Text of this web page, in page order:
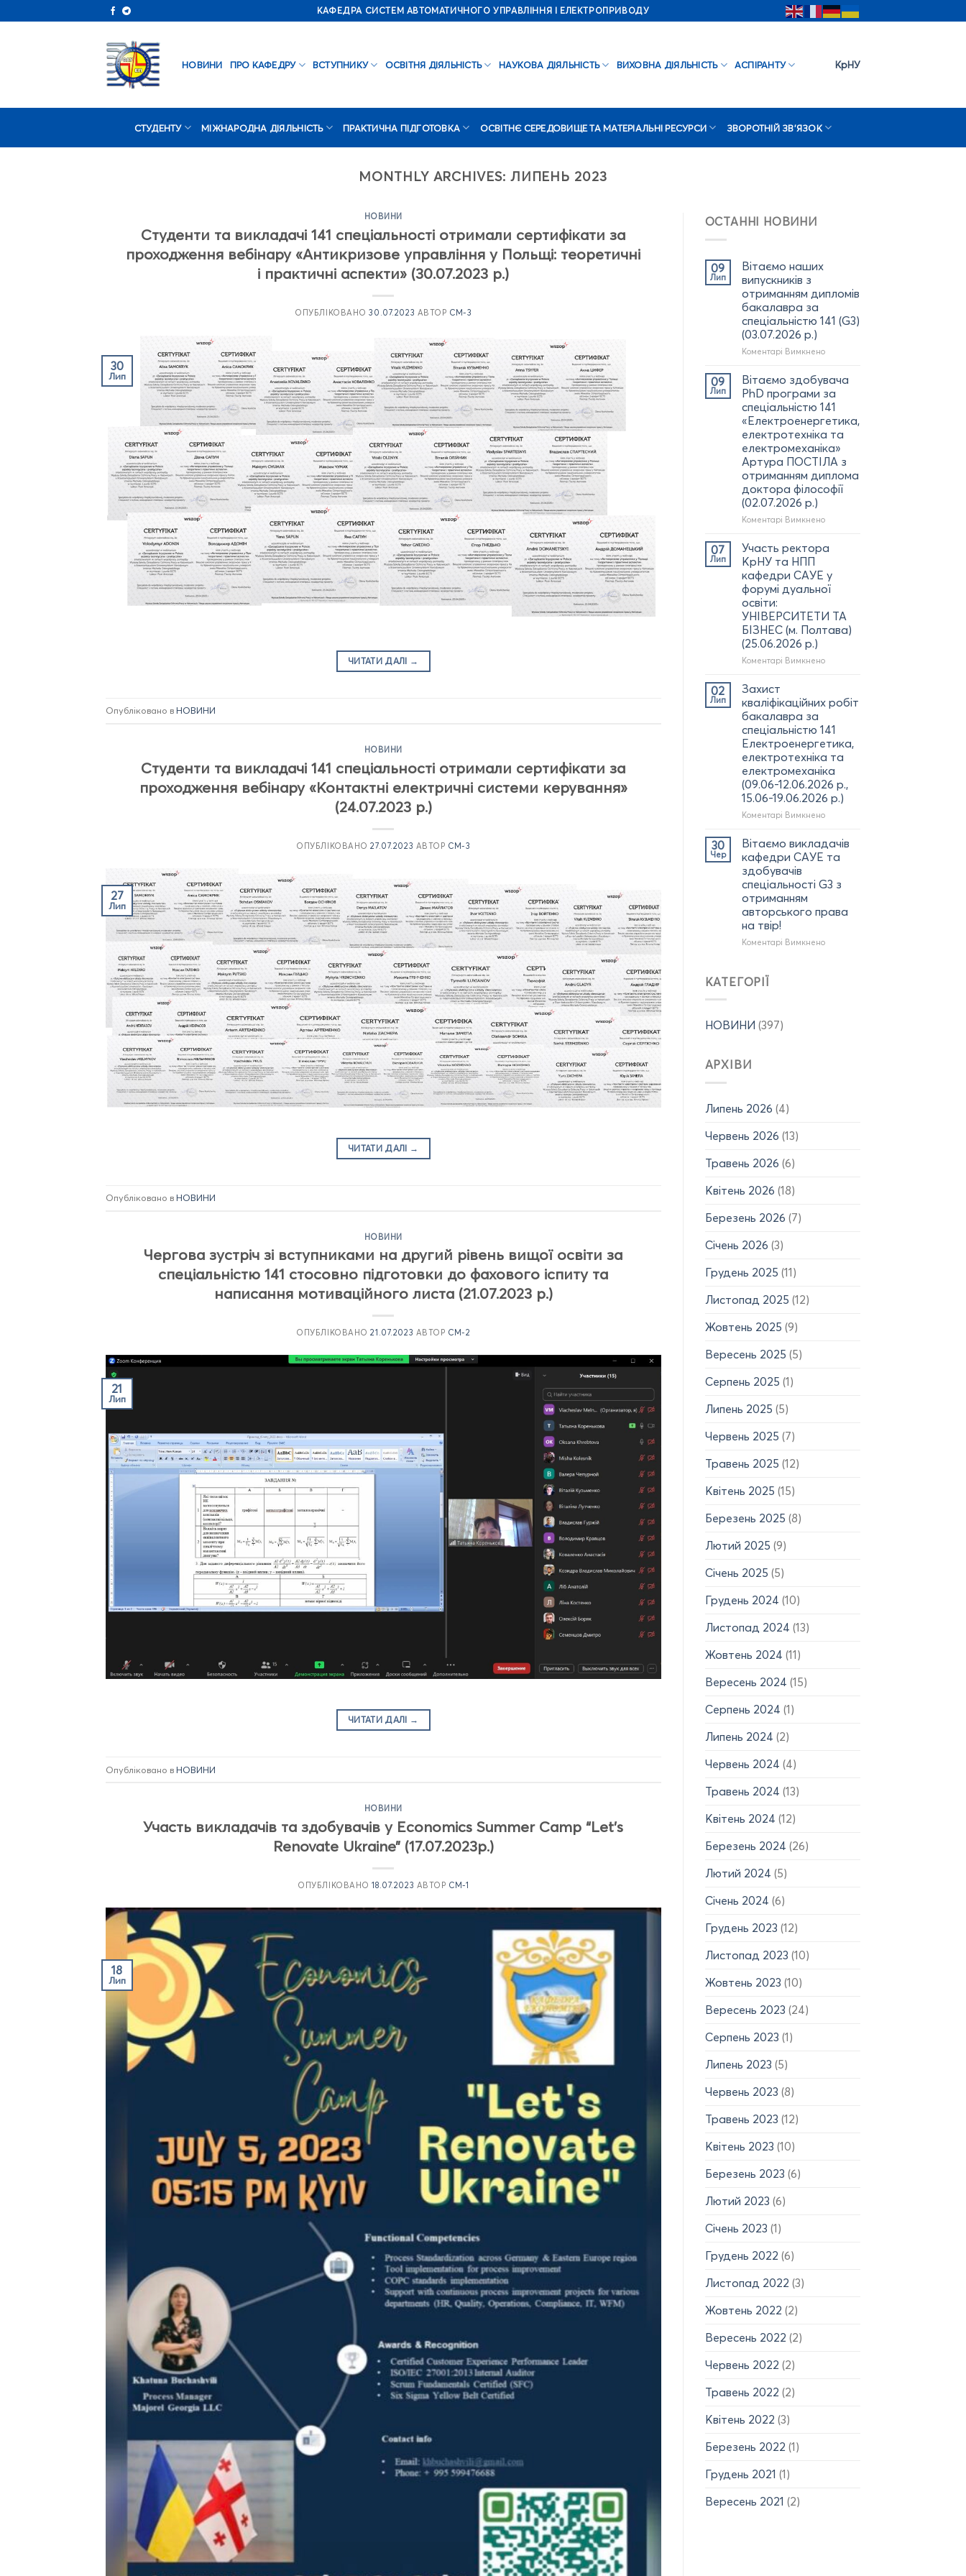
to
КАФЕДРА СИСТЕМ АВТОМАТИЧНОГО УПРАВЛІННЯ І ЕЛЕКТРОПРИВОДУ
НОВИНИ ПРО КАФЕДРУ ВСТУПНИКУ ОСВІТНЯ ДІЯЛЬНІСТЬ НАУКОВА ДІЯЛЬНІСТЬ ВИХОВНА ДІЯЛЬНІСТЬ АСПІРАНТУ КрНУ
СТУДЕНТУ МІЖНАРОДНА ДІЯЛЬНІСТЬ ПРАКТИЧНА ПІДГОТОВКА ОСВІТНЄ СЕРЕДОВИЩЕ ТА МАТЕРІАЛЬНІ РЕСУРСИ ЗВОРОТНІЙ ЗВ’ЯЗОК
MONTHLY ARCHIVES: ЛИПЕНЬ 2023
НОВИНИ
Студенти та викладачі 141 спеціальності отримали сертифікати за
проходження вебінару «Антикризове управління у Польщі: теоретичні
і практичні аспекти» (30.07.2023 р.)
ОПУБЛІКОВАНО30.07.2023 АВТОР CM-3
30
Лип
ЧИТАТИ ДАЛІ →
Опубліковано вНОВИНИ
НОВИНИ
Студенти та викладачі 141 спеціальності отримали сертифікати за
проходження вебінару «Контактні електричні системи керування»
(24.07.2023 р.)
ОПУБЛІКОВАНО27.07.2023 АВТОР CM-3
27
Лип
ЧИТАТИ ДАЛІ →
Опубліковано вНОВИНИ
НОВИНИ
Чергова зустріч зі вступниками на другий рівень вищої освіти за
спеціальністю 141 стосовно підготовки до фахового іспиту та
написання мотиваційного листа (21.07.2023 р.)
ОПУБЛІКОВАНО21.07.2023 АВТОР CM-2
21
Лип
ЧИТАТИ ДАЛІ →
Опубліковано вНОВИНИ
НОВИНИ
Участь викладачів та здобувачів у Economics Summer Camp “Let’s
Renovate Ukraine” (17.07.2023р.)
ОПУБЛІКОВАНО18.07.2023 АВТОР CM-1
18
Лип
ОСТАННІ НОВИНИ
09
Лип
Вітаємо наших
випускників з
отриманням дипломів
бакалавра за
спеціальністю 141 (G3)
(03.07.2026 р.)
Коментарі Вимкненодо
випускників
з
отриманням
дипломів
бакалавра
за
спеціальністю
141
(G3)
(03.07.2026
09
Лип
Вітаємо здобувача
PhD програми за
спеціальністю 141
«Електроенергетика,
електротехніка та
електромеханіка»
Артура ПОСТІЛА з
отриманням диплома
доктора філософії
(02.07.2026 р.)
Коментарі Вимкненодо
PhD
спеціальністю
141
електротехніка
та
ПОСТІЛА
диплома
філософії
р.)
07
Лип
Участь ректора
КрНУ та НПП
кафедри САУЕ у
форумі дуальної
освіти:
УНІВЕРСИТЕТИ ТА
БІЗНЕС (м. Полтава)
(25.06.2026 р.)
Коментарі Вимкненодо
та
кафедри
САУЕ
у
форумі
дуальної
освіти:
УНІВЕРСИТЕТИ
ТА
(м.
Полтава)
р.)
02
Лип
Захист
кваліфікаційних робіт
бакалавра за
спеціальністю 141
Електроенергетика,
електротехніка та
електромеханіка
(09.06-12.06.2026 р.,
15.06-19.06.2026 р.)
Коментарі Вимкненодо
кваліфікаційних
робіт
бакалавра
спеціальністю
Електроенергетика,
електромеханіка
30
Чер
Вітаємо викладачів
кафедри САУЕ та
здобувачів
спеціальності G3 з
отриманням
авторського права
на твір!
Коментарі Вимкненодо
КАТЕГОРІЇ
НОВИНИ (397)
АРХІВИ
Липень 2026 (4)
Червень 2026 (13)
Травень 2026 (6)
Квітень 2026 (18)
Березень 2026 (7)
Січень 2026 (3)
Грудень 2025 (11)
Листопад 2025 (12)
Жовтень 2025 (9)
Вересень 2025 (5)
Серпень 2025 (1)
Липень 2025 (5)
Червень 2025 (7)
Травень 2025 (12)
Квітень 2025 (15)
Березень 2025 (8)
Лютий 2025 (9)
Січень 2025 (5)
Грудень 2024 (10)
Листопад 2024 (13)
Жовтень 2024 (11)
Вересень 2024 (15)
Серпень 2024 (1)
Липень 2024 (2)
Червень 2024 (4)
Травень 2024 (13)
Квітень 2024 (12)
Березень 2024 (26)
Лютий 2024 (5)
Січень 2024 (6)
Грудень 2023 (12)
Листопад 2023 (10)
Жовтень 2023 (10)
Вересень 2023 (24)
Серпень 2023 (1)
Липень 2023 (5)
Червень 2023 (8)
Травень 2023 (12)
Квітень 2023 (10)
Березень 2023 (6)
Лютий 2023 (6)
Січень 2023 (1)
Грудень 2022 (6)
Листопад 2022 (3)
Жовтень 2022 (2)
Вересень 2022 (2)
Червень 2022 (2)
Травень 2022 (2)
Квітень 2022 (3)
Березень 2022 (1)
Грудень 2021 (1)
Вересень 2021 (2)